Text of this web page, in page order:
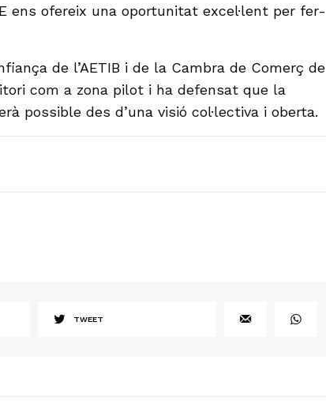
ens ofereix una oportunitat excel·lent per fer-
de l’AETIB i de la Cambra de Comerç de
com a zona pilot i ha defensat que la
possible des d’una visió col·lectiva i oberta.
TWEET